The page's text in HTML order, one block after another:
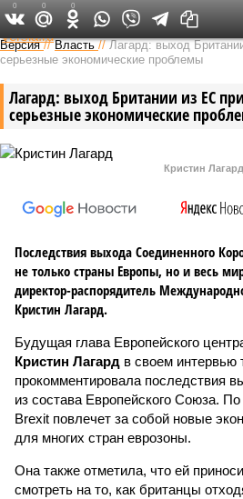
Федеральный
Версия //Власть //Лагард: выход
серьезные экономические проблемы
Лагард: выход Британии из ЕС
серьезные экономические
Кристин Лагард
Последствия выхода Соединенного
не только страны Европы, но и весь
директор-распорядитель
Кристин Лагард.
Будущая глава Европейского
Кристин Лагард в своем интервью
прокомментировала последствия
из состава Европейского Союза.
Brexit повлечет за собой новые
для многих стран еврозоны.
Она также отметила, что ей
смотреть на то, как британцы
0 0 0